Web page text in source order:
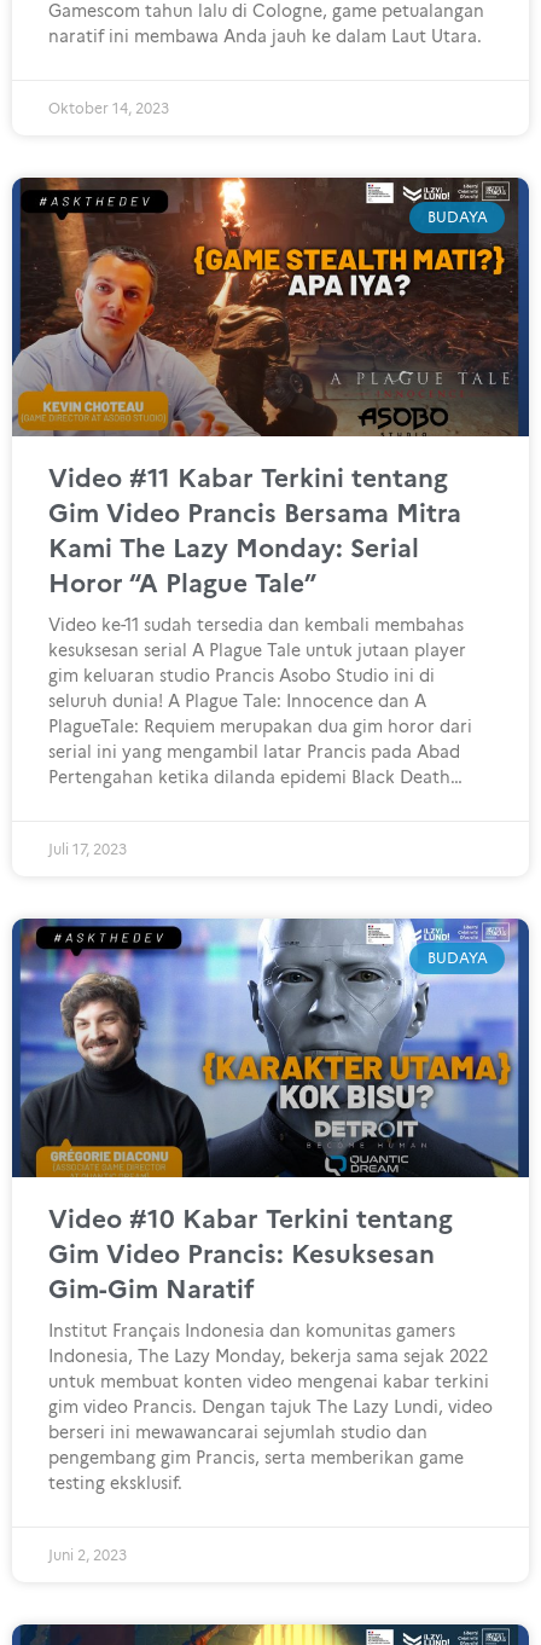
Gamescom tahun lalu di Cologne, game petualangan
naratif ini membawa Anda jauh ke dalam Laut Utara.
Oktober 14, 2023
BUDAYA
Video #11 Kabar Terkini tentang
Gim Video Prancis Bersama Mitra
Kami The Lazy Monday: Serial
Horor “A Plague Tale”
Video ke-11 sudah tersedia dan kembali membahas
kesuksesan serial A Plague Tale untuk jutaan player
gim keluaran studio Prancis Asobo Studio ini di
seluruh dunia! A Plague Tale: Innocence dan A
PlagueTale: Requiem merupakan dua gim horor dari
serial ini yang mengambil latar Prancis pada Abad
Pertengahan ketika dilanda epidemi Black Death…
Juli 17, 2023
BUDAYA
Video #10 Kabar Terkini tentang
Gim Video Prancis: Kesuksesan
Gim-Gim Naratif
Institut Français Indonesia dan komunitas gamers
Indonesia, The Lazy Monday, bekerja sama sejak 2022
untuk membuat konten video mengenai kabar terkini
gim video Prancis. Dengan tajuk The Lazy Lundi, video
berseri ini mewawancarai sejumlah studio dan
pengembang gim Prancis, serta memberikan game
testing eksklusif.
Juni 2, 2023